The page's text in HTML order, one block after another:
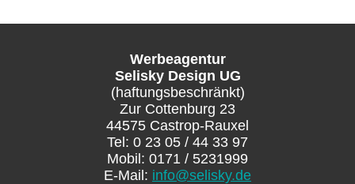
Werbeagentur
Selisky Design UG
(haftungsbeschränkt)
Zur Cottenburg 23
44575 Castrop-Rauxel
Tel: 0 23 05 / 44 33 97
Mobil: 0171 / 5231999
E-Mail: info@selisky.de